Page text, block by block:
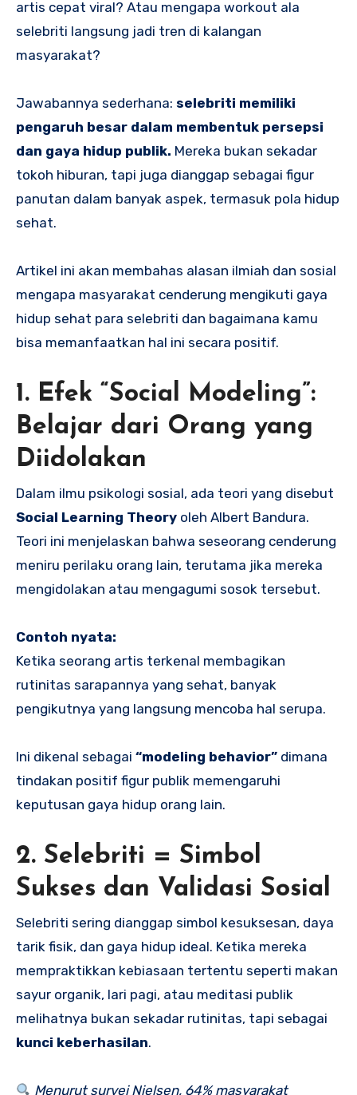
artis cepat viral? Atau mengapa workout ala
selebriti langsung jadi tren di kalangan
masyarakat?
Jawabannya sederhana: selebriti memiliki
pengaruh besar dalam membentuk persepsi
dan gaya hidup publik. Mereka bukan sekadar
tokoh hiburan, tapi juga dianggap sebagai figur
panutan dalam banyak aspek, termasuk pola hidup
sehat.
Artikel ini akan membahas alasan ilmiah dan sosial
mengapa masyarakat cenderung mengikuti gaya
hidup sehat para selebriti dan bagaimana kamu
bisa memanfaatkan hal ini secara positif.
1. Efek “Social Modeling”:
Belajar dari Orang yang
Diidolakan
Dalam ilmu psikologi sosial, ada teori yang disebut
Social Learning Theory oleh Albert Bandura.
Teori ini menjelaskan bahwa seseorang cenderung
meniru perilaku orang lain, terutama jika mereka
mengidolakan atau mengagumi sosok tersebut.
Contoh nyata:
Ketika seorang artis terkenal membagikan
rutinitas sarapannya yang sehat, banyak
pengikutnya yang langsung mencoba hal serupa.
Ini dikenal sebagai “modeling behavior” dimana
tindakan positif figur publik memengaruhi
keputusan gaya hidup orang lain.
2. Selebriti = Simbol
Sukses dan Validasi Sosial
Selebriti sering dianggap simbol kesuksesan, daya
tarik fisik, dan gaya hidup ideal. Ketika mereka
mempraktikkan kebiasaan tertentu seperti makan
sayur organik, lari pagi, atau meditasi publik
melihatnya bukan sekadar rutinitas, tapi sebagai
kunci keberhasilan.
Menurut survei Nielsen, 64% masyarakat